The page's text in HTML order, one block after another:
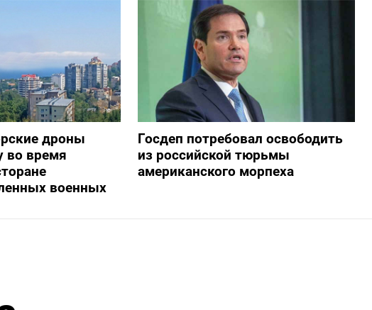
дроны
во время
военных
Госдеп потребовал освободить
из российской тюрьмы
американского морпеха